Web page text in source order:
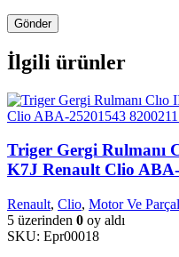
İlgili ürünler
Triger Gergi Rulmanı
K7J Renault Clio
Renault, Clio, Motor Ve
5 üzerinden 0 oy aldı
SKU: Epr00018